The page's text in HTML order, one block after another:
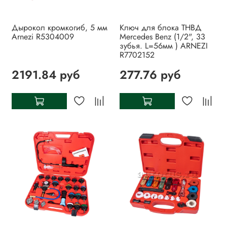
Дырокол кромкогиб, 5 мм
Arnezi R5304009
2191.84 руб
Ключ для блока ТНВД
Mercedes Benz (1/2", 33
зубья. L=56мм ) ARNEZI
R7702152
277.76 руб